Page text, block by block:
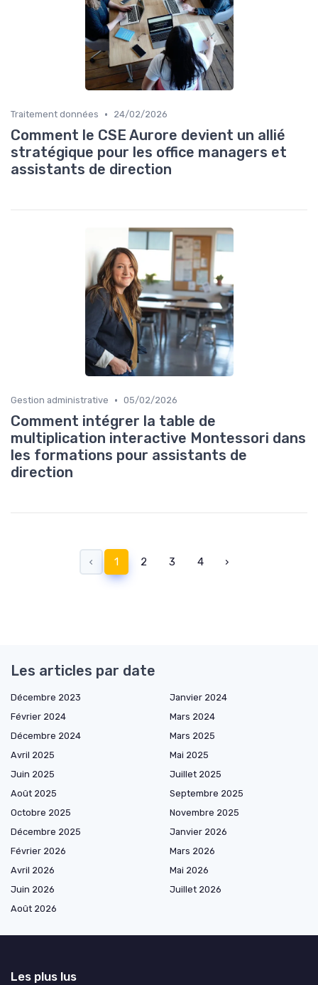
Traitement données • 24/02/2026
Comment le CSE Aurore devient un allié
stratégique pour les office managers et
assistants de direction
Gestion administrative • 05/02/2026
Comment intégrer la table de
multiplication interactive Montessori dans
les formations pour assistants de
direction
‹ 1 2 3 4 ›
Les articles par date
Décembre 2023
Janvier 2024
Février 2024
Mars 2024
Décembre 2024
Mars 2025
Avril 2025
Mai 2025
Juin 2025
Juillet 2025
Août 2025
Septembre 2025
Octobre 2025
Novembre 2025
Décembre 2025
Janvier 2026
Février 2026
Mars 2026
Avril 2026
Mai 2026
Juin 2026
Juillet 2026
Août 2026
Les plus lus